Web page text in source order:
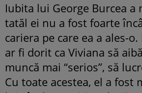
Iubita lui George Burcea a
tatăl ei nu a fost foarte
cariera pe care ea a ales-
ar fi dorit ca Viviana să
muncă mai “serios”, să
Cu toate acestea, el a fost